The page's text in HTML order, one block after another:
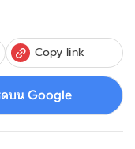
Copy link
ดบน Google